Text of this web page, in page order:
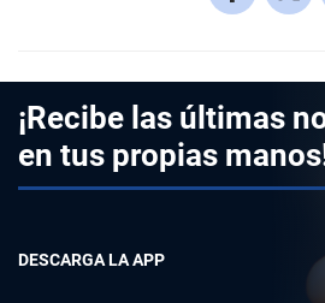
¡Recibe las últimas
en tus propias
DESCARGA LA APP